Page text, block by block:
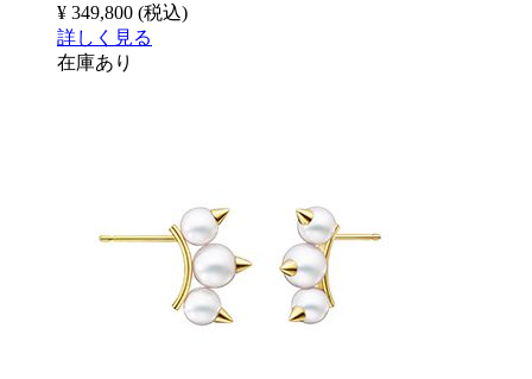
¥ 349,800 (税込)
詳しく見る
在庫あり